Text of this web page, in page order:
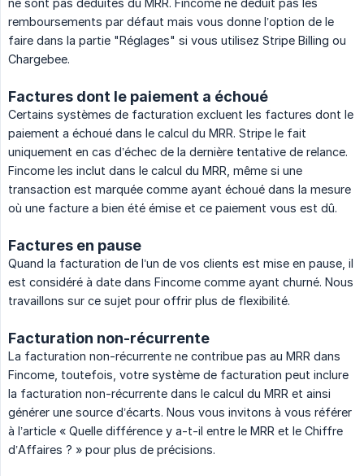
remboursements par défaut mais vous donne l’option de le
faire dans la partie "Réglages" si vous utilisez Stripe Billing ou
Chargebee.
Factures dont le paiement a échoué
Certains systèmes de facturation excluent les factures dont le
paiement a échoué dans le calcul du MRR. Stripe le fait
uniquement en cas d’échec de la dernière tentative de relance.
Fincome les inclut dans le calcul du MRR, même si une
transaction est marquée comme ayant échoué dans la mesure
où une facture a bien été émise et ce paiement vous est dû.
Factures en pause
Quand la facturation de l’un de vos clients est mise en pause, il
est considéré à date dans Fincome comme ayant churné. Nous
travaillons sur ce sujet pour offrir plus de flexibilité.
Facturation non-récurrente
La facturation non-récurrente ne contribue pas au MRR dans
Fincome, toutefois, votre système de facturation peut inclure
la facturation non-récurrente dans le calcul du MRR et ainsi
générer une source d’écarts. Nous vous invitons à vous référer
à l’article « Quelle différence y a-t-il entre le MRR et le Chiffre
d’Affaires ? » pour plus de précisions.